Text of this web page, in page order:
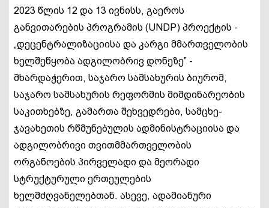
2023 წლის 12 და 13 ივნისს, გაეროს
განვითარების პროგრამის (UNDP) პროექტის -
„დეცენტრალიზაციისა და კარგი მმართველობის
ხელშეწყობა ადგილობრივ დონეზე” -
მხარდაჭერით, საჯარო სამსახურის ბიურომ,
საჯარო სამსახურის რეფორმის მიმდინარეობის
საკითხებზე, გამართა შეხვედრები, სამცხე-
ჯავახეთის რწმუნებულის ადმინისტრაციისა და
ადგილობრივი თვითმმართველობის
ორგანოების პირველადი და მეორადი
სტრუქტურული ერთეულების
ხელმძღვანელებთან. ასევე, ადამიანური